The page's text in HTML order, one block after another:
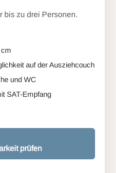
bis zu drei Personen.
auf der Ausziehcouch
und WC
SAT-Empfang
prüfen